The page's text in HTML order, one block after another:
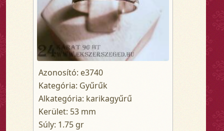
Azonosító: e3740
Kategória: Gyűrűk
Alkategória: karikagyűrű
Kerület: 53 mm
Súly: 1.75 gr